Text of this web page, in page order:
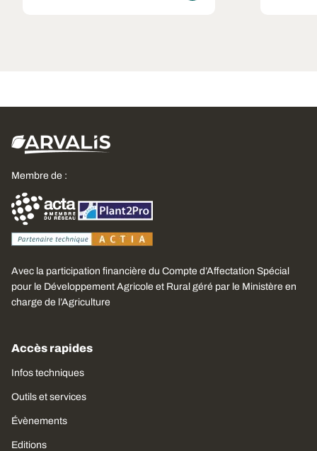
Membre de :
Avec la participation financière du Compte d’Affectation Spécial
pour le Développement Agricole et Rural géré par le Ministère en
charge de l’Agriculture
Accès rapides
Infos techniques
Outils et services
Évènements
Editions